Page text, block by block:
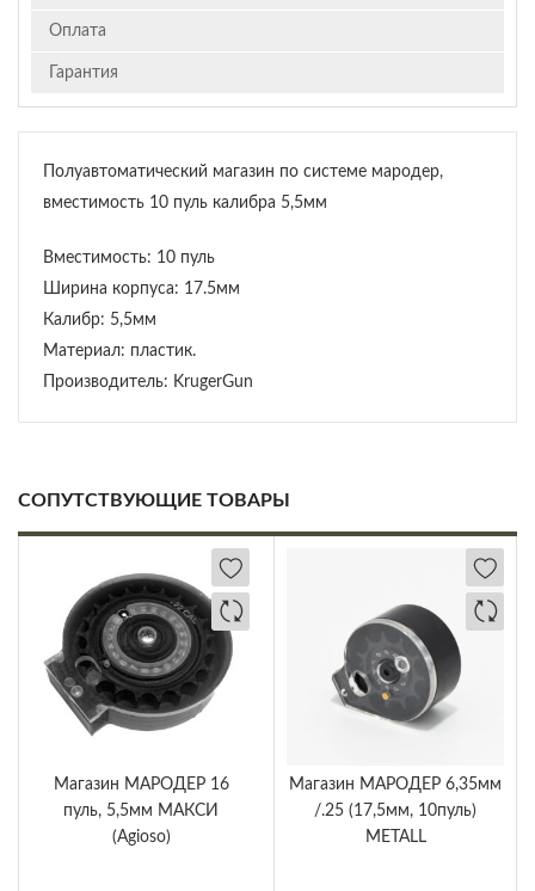
Оплата
Гарантия
Полуавтоматический магазин по системе мародер,
вместимость 10 пуль калибра 5,5мм
Вместимость: 10 пуль
Ширина корпуса: 17.5мм
Калибр: 5,5мм
Материал: пластик.
Производитель: KrugerGun
СОПУТСТВУЮЩИЕ ТОВАРЫ
Магазин МАРОДЕР 16
пуль, 5,5мм МАКСИ
(Agioso)
Магазин МАРОДЕР 6,35мм
/.25 (17,5мм, 10пуль)
METALL